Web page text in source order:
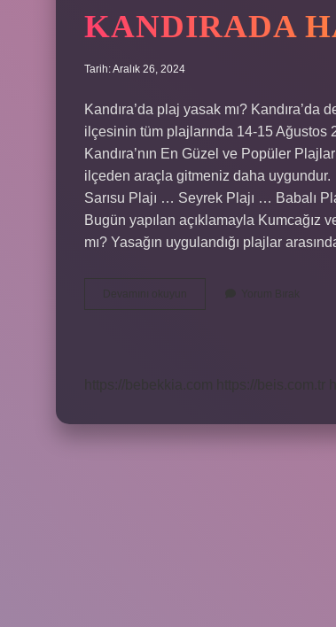
KANDIRADA
Tarih: Aralık 26, 2024
Kandıra’da plaj yasak mı? Kandıra’da
ilçesinin tüm plajlarında 14-15 Ağustos
Kandıra’nın En Güzel ve Popüler
ilçeden araçla gitmeniz daha
Sarısu Plajı … Seyrek Plajı … Babalı
Bugün yapılan açıklamayla Kumcağız
mı? Yasağın uygulandığı plajlar